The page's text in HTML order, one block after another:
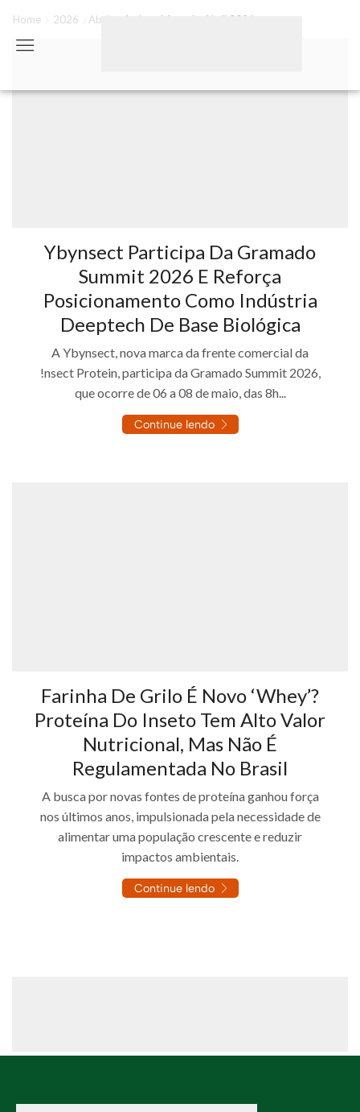
Home 2026 Abril Artigos Mensais: Abril 2026
Ybynsect Participa Da Gramado
Summit 2026 E Reforça
Posicionamento Como Indústria
Deeptech De Base Biológica
A Ybynsect, nova marca da frente comercial da
!nsect Protein, participa da Gramado Summit 2026,
que ocorre de 06 a 08 de maio, das 8h...
Continue lendo
Farinha De Grilo É Novo ‘whey’?
Proteína Do Inseto Tem Alto Valor
Nutricional, Mas Não É
Regulamentada No Brasil
A busca por novas fontes de proteína ganhou força
nos últimos anos, impulsionada pela necessidade de
alimentar uma população crescente e reduzir
impactos ambientais.
Continue lendo